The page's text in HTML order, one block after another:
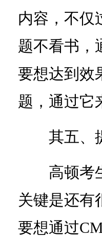
内容，不仅
题不看书，
要想达到效
题，通过它
其五、
高顿考生
关键是还有
要想通过